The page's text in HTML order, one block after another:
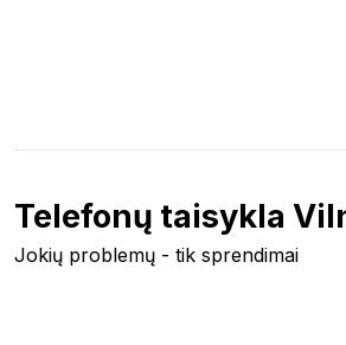
Telefonų taisykla
Jokių problemų - tik sprendimai